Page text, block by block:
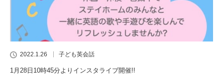
2022.1.26 子ども英会話
1月28日10時45分よりインスタライブ開催!!